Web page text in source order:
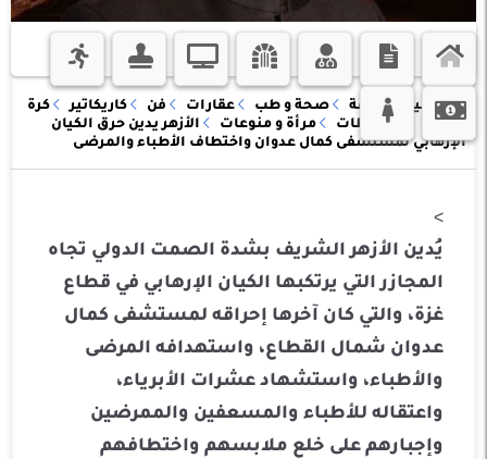
الرئيسية ثقافة صحة و طب عقارات فن كاريكاتير
كرة
محافظات مرأة و منوعات
الأزهر يدين حرق الكيان
الإرهابي لمستشفى كمال عدوان واختطاف الأطباء والمرضى
>
يُدين الأزهر الشريف بشدة الصمت الدولي تجاه
المجازر التي يرتكبها الكيان الإرهابي في قطاع
غزة، والتي كان آخرها إحراقه لمستشفى كمال
عدوان شمال القطاع، واستهدافه المرضى
والأطباء، واستشهاد عشرات الأبرياء،
واعتقاله للأطباء والمسعفين والممرضين
وإجبارهم على خلع ملابسهم واختطافهم